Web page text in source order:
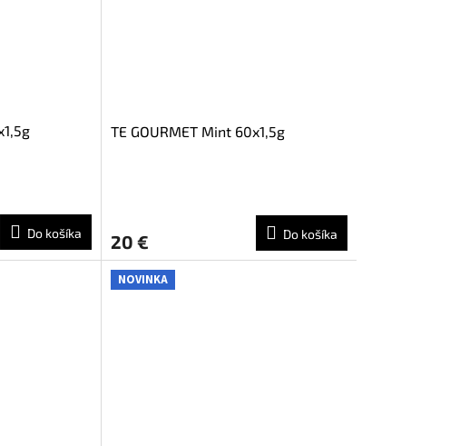
Do košíka
TE GOURMET Mint 60x1,5g
20 € Do košíka
NOVINKA